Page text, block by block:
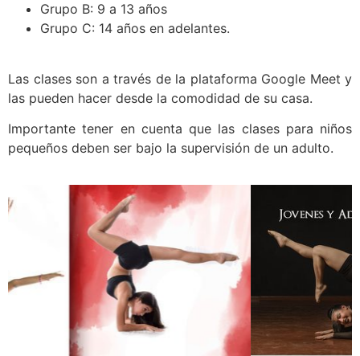
Grupo B: 9 a 13 años
Grupo C: 14 años en adelantes.
Las clases son a través de la plataforma Google Meet y
las pueden hacer desde la comodidad de su casa.
Importante tener en cuenta que las clases para niños
pequeños deben ser bajo la supervisión de un adulto.